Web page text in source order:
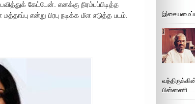
கேட்டேன். எனக்கு நிரம்பப்பிடித்த
என்று பிரபு நடிக்க மீள எடுத்த படம்.
பின்னணி ...